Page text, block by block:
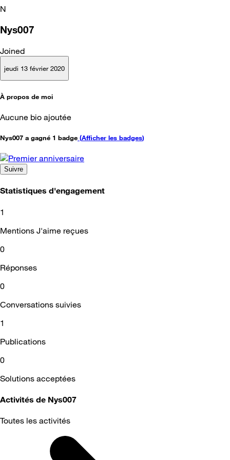
N
Nys007
Joined
jeudi 13 février 2020
À propos de moi
Aucune bio ajoutée
Nys007 a gagné 1 badge (Afficher les badges)
Suivre
Statistiques d'engagement
1
Mentions J'aime reçues
0
Réponses
0
Conversations suivies
1
Publications
0
Solutions acceptées
Activités de Nys007
Toutes les activités